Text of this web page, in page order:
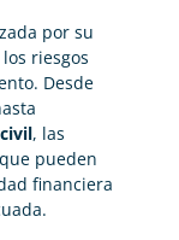
por su
riesgos
Desde
, las
pueden
financiera